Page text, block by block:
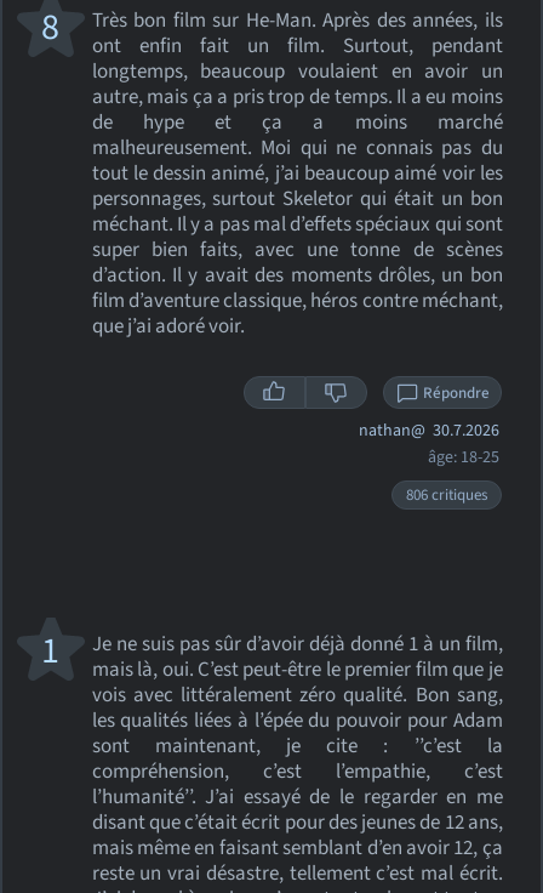
Très bon film sur He-Man. Après des années, ils
ont enfin fait un film. Surtout, pendant
longtemps, beaucoup voulaient en avoir un
autre, mais ça a pris trop de temps. Il a eu moins
de hype et ça a moins marché
malheureusement. Moi qui ne connais pas du
tout le dessin animé, j’ai beaucoup aimé voir les
personnages, surtout Skeletor qui était un bon
méchant. Il y a pas mal d’effets spéciaux qui sont
super bien faits, avec une tonne de scènes
d’action. Il y avait des moments drôles, un bon
film d’aventure classique, héros contre méchant,
que j’ai adoré voir.
8
Répondre
nathan@ 30.7.2026
âge: 18-25
806 critiques
Je ne suis pas sûr d’avoir déjà donné 1 à un film,
mais là, oui. C’est peut-être le premier film que je
vois avec littéralement zéro qualité. Bon sang,
les qualités liées à l’épée du pouvoir pour Adam
sont maintenant, je cite : ’’c’est la
compréhension, c’est l’empathie, c’est
l’humanité’’. J’ai essayé de le regarder en me
disant que c’était écrit pour des jeunes de 12 ans,
mais même en faisant semblant d’en avoir 12, ça
reste un vrai désastre, tellement c’est mal écrit.
1